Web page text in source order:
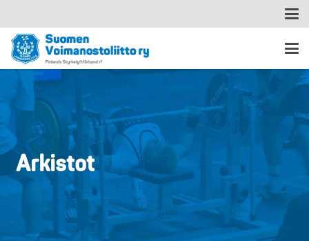
Arkistot